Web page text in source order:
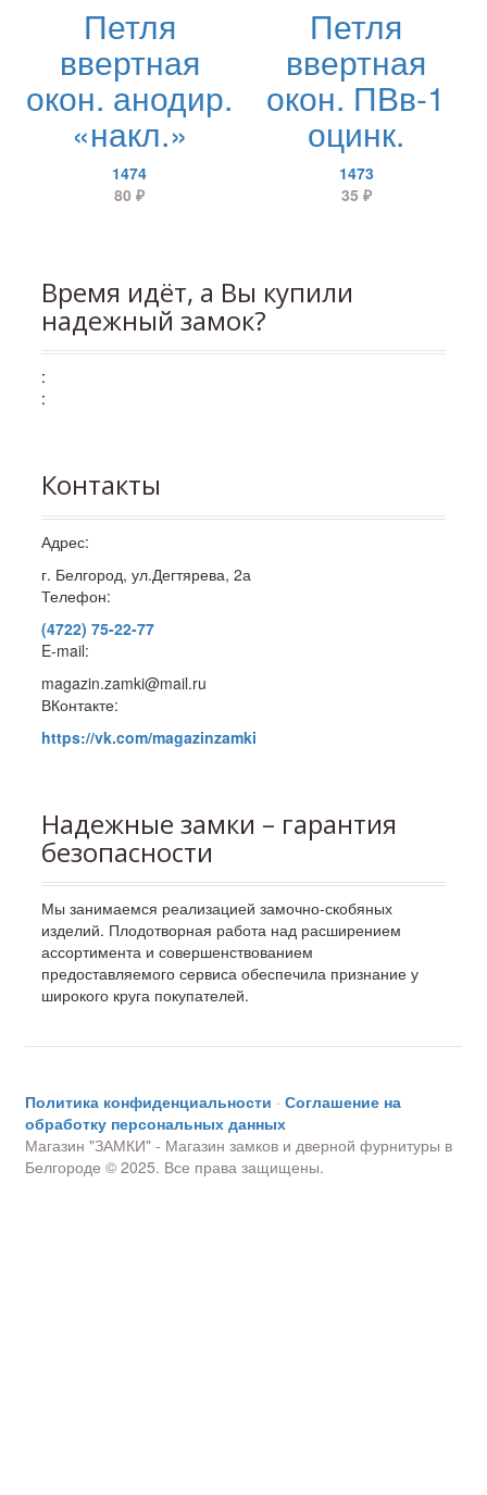
Петля
ввертная
окон. анодир.
«накл.»
1474
80₽
Петля
ввертная
окон. ПВв-1
оцинк.
1473
35 ₽
Время идёт, а Вы купили
надежный замок?
:
:
Контакты
Адрес:
г. Белгород, ул.Дегтярева, 2а
Телефон:
(4722) 75-22-77
E-mail:
magazin.zamki@mail.ru
ВКонтакте:
https://vk.com/magazinzamki
Надежные замки – гарантия
безопасности
Мы занимаемся реализацией замочно-скобяных
изделий. Плодотворная работа над расширением
ассортимента и совершенствованием
предоставляемого сервиса обеспечила признание у
широкого круга покупателей.
Политика конфиденциальности · Соглашение на
обработку персональных данных
Магазин "ЗАМКИ" - Магазин замков и дверной фурнитуры в
Белгороде © 2025. Все права защищены.